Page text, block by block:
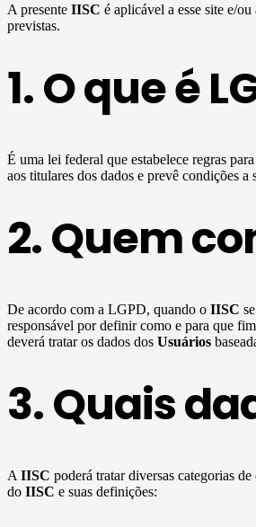
A presente IISC é aplicável a esse site e/
previstas.
1. O que é
É uma lei federal que estabelece regras
aos titulares dos dados e prevê condições a
2. Quem
De acordo com a LGPD, quando o IISC
responsável por definir como e para que
deverá tratar os dados dos Usuários
3. Quais
A IISC poderá tratar diversas categorias de
do IISC e suas definições: